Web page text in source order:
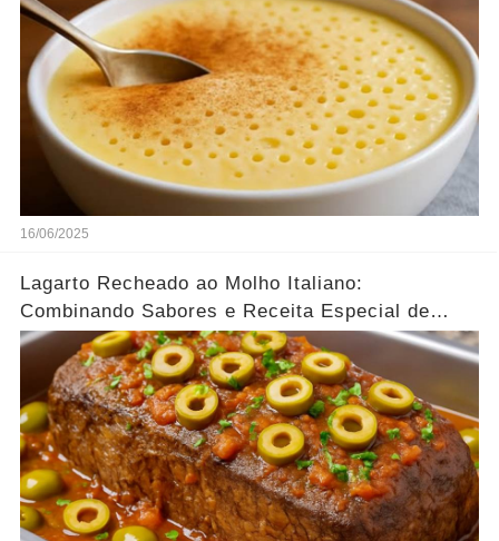
16/06/2025
Lagarto Recheado ao Molho Italiano:
Combinando Sabores e Receita Especial de
família